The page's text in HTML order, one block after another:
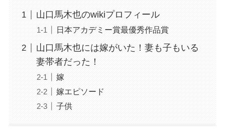
山口馬木也のwikiプロフィール
日本アカデミー賞最優秀作品賞
山口馬木也には嫁がいた！妻も子もいる
妻帯者だった！
嫁
嫁エピソード
子供